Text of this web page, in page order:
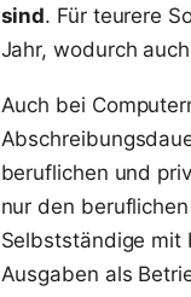
sind. Für teurere
Jahr, wodurch
Auch bei
beruflichen und
nur den
Selbstständige mit
Ausgaben als